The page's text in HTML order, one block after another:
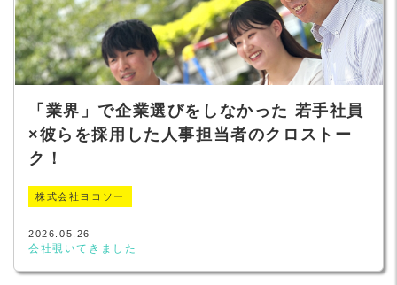
「業界」で企業選びをしなかった 若手社員
×彼らを採用した人事担当者のクロストー
ク！
株式会社ヨコソー
2026.05.26
会社覗いてきました